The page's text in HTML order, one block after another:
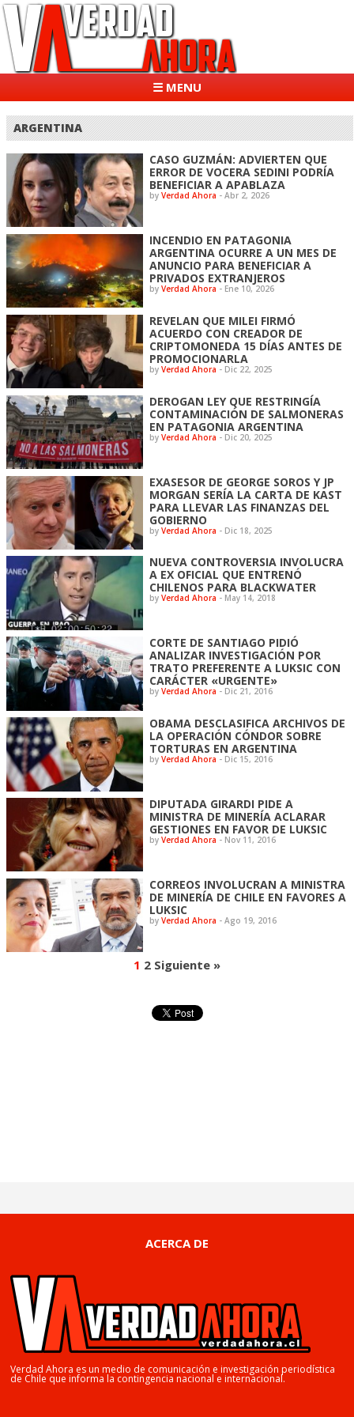
☰ MENU
ARGENTINA
CASO GUZMÁN: ADVIERTEN QUE
ERROR DE VOCERA SEDINI PODRÍA
BENEFICIAR A APABLAZA
byVerdad Ahora - Abr 2, 2026
INCENDIO EN PATAGONIA
ARGENTINA OCURRE A UN MES DE
ANUNCIO PARA BENEFICIAR A
PRIVADOS EXTRANJEROS
byVerdad Ahora - Ene 10, 2026
REVELAN QUE MILEI FIRMÓ
ACUERDO CON CREADOR DE
CRIPTOMONEDA 15 DÍAS ANTES DE
PROMOCIONARLA
byVerdad Ahora - Dic 22, 2025
DEROGAN LEY QUE RESTRINGÍA
CONTAMINACIÓN DE SALMONERAS
EN PATAGONIA ARGENTINA
byVerdad Ahora - Dic 20, 2025
EXASESOR DE GEORGE SOROS Y JP
MORGAN SERÍA LA CARTA DE KAST
PARA LLEVAR LAS FINANZAS DEL
GOBIERNO
byVerdad Ahora - Dic 18, 2025
NUEVA CONTROVERSIA INVOLUCRA
A EX OFICIAL QUE ENTRENÓ
CHILENOS PARA BLACKWATER
byVerdad Ahora - May 14, 2018
CORTE DE SANTIAGO PIDIÓ
ANALIZAR INVESTIGACIÓN POR
TRATO PREFERENTE A LUKSIC CON
CARÁCTER «URGENTE»
byVerdad Ahora - Dic 21, 2016
OBAMA DESCLASIFICA ARCHIVOS DE
LA OPERACIÓN CÓNDOR SOBRE
TORTURAS EN ARGENTINA
byVerdad Ahora - Dic 15, 2016
DIPUTADA GIRARDI PIDE A
MINISTRA DE MINERÍA ACLARAR
GESTIONES EN FAVOR DE LUKSIC
byVerdad Ahora - Nov 11, 2016
CORREOS INVOLUCRAN A MINISTRA
DE MINERÍA DE CHILE EN FAVORES A
LUKSIC
byVerdad Ahora - Ago 19, 2016
1 2 Siguiente »
ACERCA DE
Verdad Ahora es un medio de comunicación e investigación periodística
de Chile que informa la contingencia nacional e internacional.